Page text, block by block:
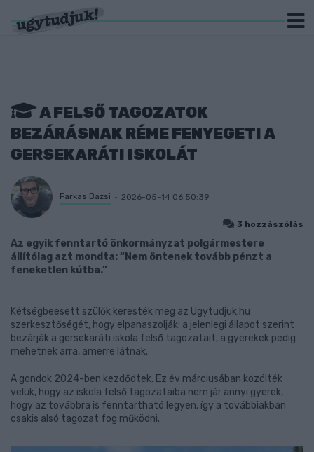
A FELSŐ TAGOZATOK
BEZÁRÁSNAK RÉME FENYEGETI A
GERSEKARÁTI ISKOLÁT
Farkas Bazsi 2026-05-14 06:50:39
3 hozzászólás
Az egyik fenntartó önkormányzat polgármestere
állítólag azt mondta: “Nem öntenek tovább pénzt a
feneketlen kútba.”
Kétségbeesett szülők keresték meg az Ugytudjuk.hu
szerkesztőségét, hogy elpanaszolják: a jelenlegi állapot szerint
bezárják a gersekaráti iskola felső tagozatait, a gyerekek pedig
mehetnek arra, amerre látnak.
A gondok 2024-ben kezdődtek. Ez év márciusában közölték
velük, hogy az iskola felső tagozataiba nem jár annyi gyerek,
hogy az továbbra is fenntartható legyen, így a továbbiakban
csakis alsó tagozat fog működni.